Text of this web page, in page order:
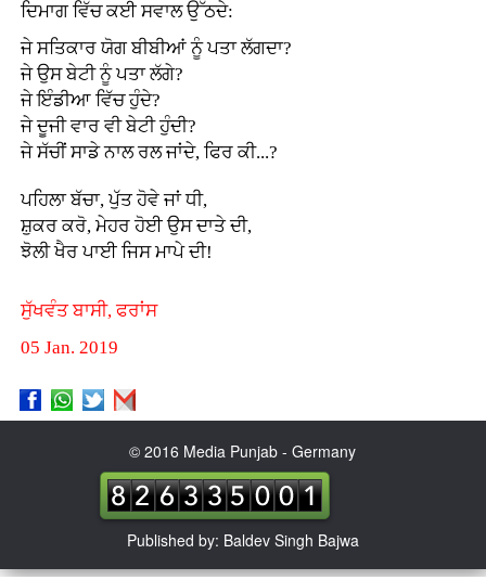
ਦਿਮਾਗ ਵਿੱਚ ਕਈ ਸਵਾਲ ਉੱਠਦੇ:
ਜੇ ਸਤਿਕਾਰ ਯੋਗ ਬੀਬੀਆਂ ਨੂੰ ਪਤਾ ਲੱਗਦਾ?
ਜੇ ਉਸ ਬੇਟੀ ਨੂੰ ਪਤਾ ਲੱਗੇ?
ਜੇ ਇੰਡੀਆ ਵਿੱਚ ਹੁੰਦੇ?
ਜੇ ਦੂਜੀ ਵਾਰ ਵੀ ਬੇਟੀ ਹੁੰਦੀ?
ਜੇ ਸੱਚੀਂ ਸਾਡੇ ਨਾਲ ਰਲ ਜਾਂਦੇ, ਫਿਰ ਕੀ...?
ਪਹਿਲਾ ਬੱਚਾ, ਪੁੱਤ ਹੋਵੇ ਜਾਂ ਧੀ,
ਸ਼ੁਕਰ ਕਰੋ, ਮੇਹਰ ਹੋਈ ਉਸ ਦਾਤੇ ਦੀ,
ਝੋਲੀ ਖੈਰ ਪਾਈ ਜਿਸ ਮਾਪੇ ਦੀ!
ਸੁੱਖਵੰਤ ਬਾਸੀ, ਫਰਾਂਸ
05 Jan. 2019
© 2016 Media Punjab - Germany
Published by: Baldev Singh Bajwa